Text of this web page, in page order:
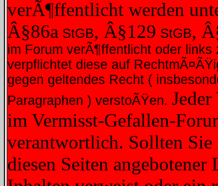
verÃ¶ffentlicht werden
Â§86a StGB, Â§129 StGB,
im Forum verÃ¶ffentlicht oder
verpflichtet diese auf
gegen geltendes Recht (
Paragraphen ) verstoÃŸen.
im Vermisst-Gefallen-
verantwortlich. Sollten Sie
diesen Seiten